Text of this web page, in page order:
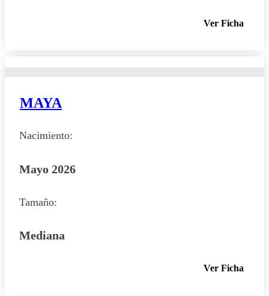
Ver Ficha
MAYA
Nacimiento:
Mayo 2026
Tamaño:
Mediana
Ver Ficha